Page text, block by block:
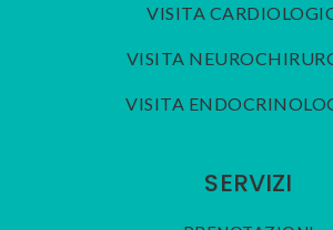
VISITA
VISITA
VISITA
SERVIZI